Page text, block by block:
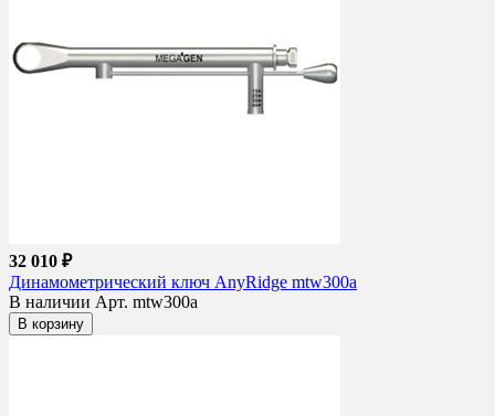
32 010 ₽
Динамометрический ключ AnyRidge mtw300a
В наличии Арт. mtw300a
В корзину